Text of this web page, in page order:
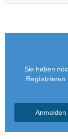
Sie haben
Anmelden